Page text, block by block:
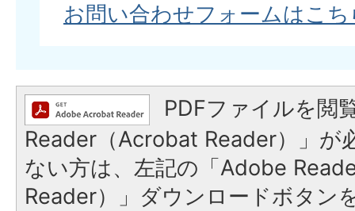
お問い合わせフォームはこち
PDFファイルを閲
Reader（Acrobat Reader）」が
ない方は、左記の「Adobe
Reader）」ダウンロードボタン